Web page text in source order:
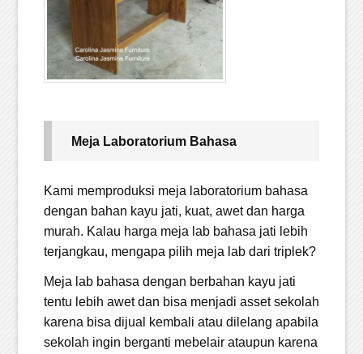
Meja Laboratorium Bahasa
Kami memproduksi meja laboratorium bahasa
dengan bahan kayu jati, kuat, awet dan harga
murah. Kalau harga meja lab bahasa jati lebih
terjangkau, mengapa pilih meja lab dari triplek?
Meja lab bahasa dengan berbahan kayu jati
tentu lebih awet dan bisa menjadi asset sekolah
karena bisa dijual kembali atau dilelang apabila
sekolah ingin berganti mebelair ataupun karena